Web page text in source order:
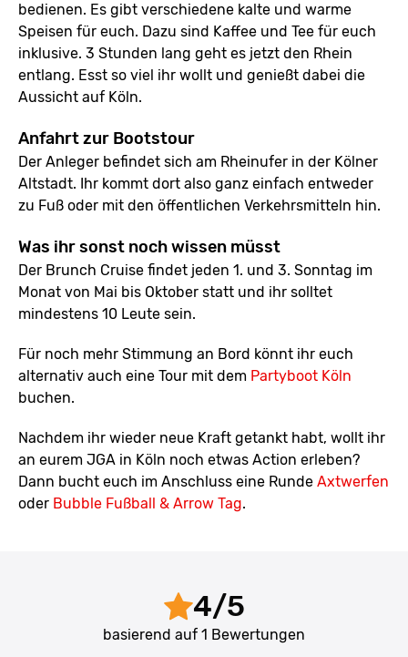
bedienen. Es gibt verschiedene kalte und warme
Speisen für euch. Dazu sind Kaffee und Tee für euch
inklusive. 3 Stunden lang geht es jetzt den Rhein
entlang. Esst so viel ihr wollt und genießt dabei die
Aussicht auf Köln.
Anfahrt zur Bootstour
Der Anleger befindet sich am Rheinufer in der Kölner
Altstadt. Ihr kommt dort also ganz einfach entweder
zu Fuß oder mit den öffentlichen Verkehrsmitteln hin.
Was ihr sonst noch wissen müsst
Der Brunch Cruise findet jeden 1. und 3. Sonntag im
Monat von Mai bis Oktober statt und ihr solltet
mindestens 10 Leute sein.
Für noch mehr Stimmung an Bord könnt ihr euch
alternativ auch eine Tour mit dem Partyboot Köln
buchen.
Nachdem ihr wieder neue Kraft getankt habt, wollt ihr
an eurem JGA in Köln noch etwas Action erleben?
Dann bucht euch im Anschluss eine Runde Axtwerfen
oder Bubble Fußball & Arrow Tag.
4/5
basierend auf 1 Bewertungen